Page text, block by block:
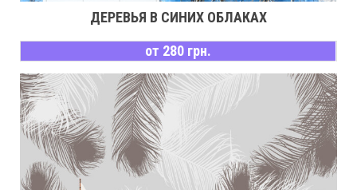
ДЕРЕВЬЯ В СИНИХ ОБЛАКАХ
от 280 грн.